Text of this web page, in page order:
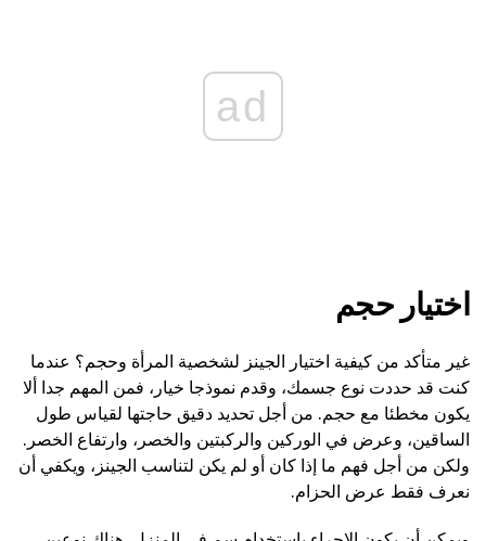
ad
اختيار حجم
غير متأكد من كيفية اختيار الجينز لشخصية المرأة وحجم؟ عندما
كنت قد حددت نوع جسمك، وقدم نموذجا خيار، فمن المهم جدا ألا
يكون مخطئا مع حجم. من أجل تحديد دقيق حاجتها لقياس طول
الساقين، وعرض في الوركين والركبتين والخصر، وارتفاع الخصر.
ولكن من أجل فهم ما إذا كان أو لم يكن لتناسب الجينز، ويكفي أن
نعرف فقط عرض الحزام.